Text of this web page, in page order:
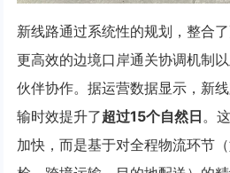
新线路通过系统性的规划，整合
更高效的边境口岸通关协调机制
伙伴协作。据运营数据显示，新
输时效提升了超过15个自然日。
加快，而是基于对全程物流环节